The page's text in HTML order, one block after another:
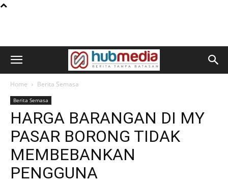
Home Berita Semasa
Berita Semasa
HARGA BARANGAN DI MY
PASAR BORONG TIDAK
MEMBEBANKAN
PENGGUNA